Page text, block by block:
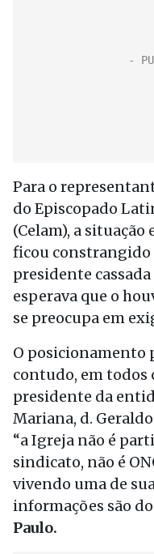
Para o
do Episcopado
(Celam), a situação
ficou constrangido
presidente
esperava que o
se preocupa em
O posicionamento
contudo, em todos
presidente da
Mariana, d.
“a Igreja não é
sindicato, não é
vivendo uma de
informações são
Paulo.